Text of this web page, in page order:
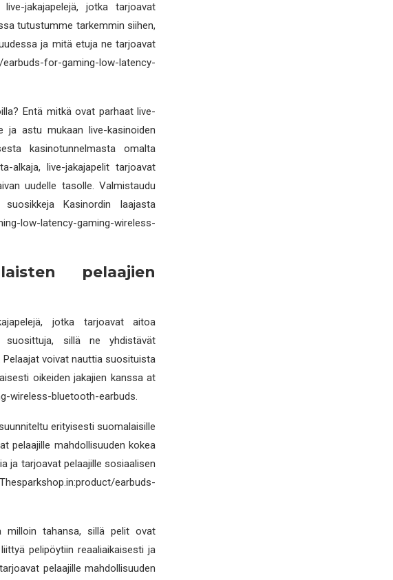
jakajapelejä, jotka tarjoavat
tutustumme tarkemmin siihen,
ja mitä etuja ne tarjoavat
for-gaming-low-latency-
Entä mitkä ovat parhaat live-
ja astu mukaan live-kasinoiden
kasinotunnelmasta omalta
alkaja, live-jakajapelit tarjoavat
uudelle tasolle. Valmistaudu
Kasinordin laajasta
low-latency-gaming-wireless-
pelaajien
jotka tarjoavat aitoa
suosittuja, sillä ne yhdistävät
voivat nauttia suosituista
oikeiden jakajien kanssa at
wireless-bluetooth-earbuds.
erityisesti suomalaisille
pelaajille mahdollisuuden kokea
ja tarjoavat pelaajille sosiaalisen
earbuds-
milloin tahansa, sillä pelit ovat
pelipöytiin reaaliaikaisesti ja
pelaajille mahdollisuuden